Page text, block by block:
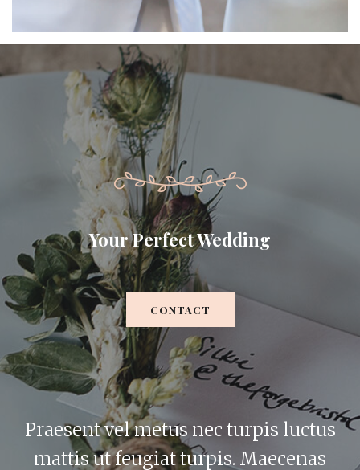
Your Perfect Wedding
CONTACT
Praesent vel metus nec turpis luctus
mattis ut feugiat turpis. Maecenas